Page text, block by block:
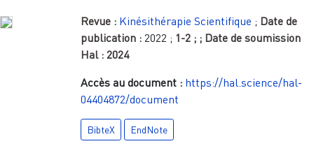
Revue : Kinésithérapie Scientifique ; Date de
publication : 2022 ; 1-2 ; ; Date de soumission
Hal : 2024
Accès au document : https://hal.science/hal-
04404872/document
BibteX EndNote